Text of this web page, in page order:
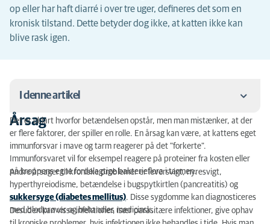
op eller har haft diarré i over tre uger, defineres det som en
kronisk tilstand. Dette betyder dog ikke, at katten ikke kan
blive rask igen.
I denne artikel
Årsag
Diagnostik
Behandling
Årsag
Det er uklart hvorfor betændelsen opstår, men man mistænker, at der
er flere faktorer, der spiller en rolle. En årsag kan være, at kattens eget
immunforsvar i mave og tarm reagerer på det "forkerte".
Immunforsvaret vil for eksempel reagere på proteiner fra kosten eller
på kroppens egne fordelagtige bakterieflora i tarmen.
Andre årsager til kroniske problemer er leversvigt, nyresvigt,
hyperthyreiodisme, betændelse i bugspytkirtlen (pancreatitis) og
sukkersyge (diabetes mellitus). Disse sygdomme kan diagnosticeres
med blodprøver og behandles medicinsk.
Desuden kan visse infektioner, især parasitære infektioner, give ophav